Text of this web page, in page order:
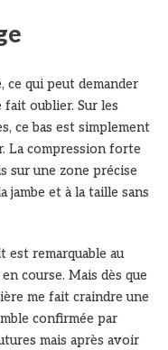
qui peut demander
fait oublier. Sur les
ce bas est simplement
La compression forte
sur une zone précise
jambe et à la taille sans
est remarquable au
course. Mais dès que
me fait craindre une
confirmée par
mais après avoir